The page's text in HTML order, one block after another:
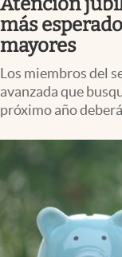
Pc y celular
Vida y estilo
Tv
Clima
Espiritualidad
Mediakit
México
más
mayores
Los miembros del
avanzada que
próximo año